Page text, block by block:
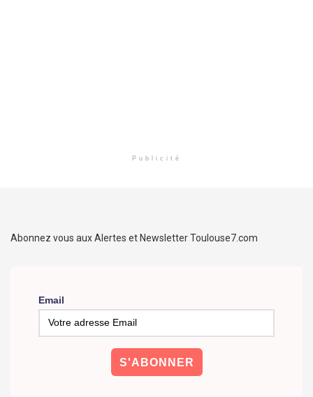
Publicité
Abonnez vous aux Alertes et Newsletter Toulouse7.com
Email